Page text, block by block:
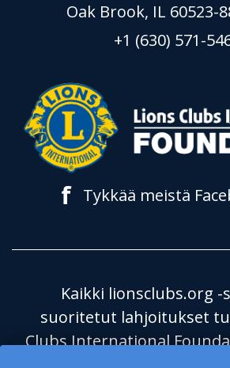
Oak Brook, IL 60523-
+1 (630) 571-
f Tykkää meistä
Kaikki lionsclubs.org -
suoritetut lahjoitukset
Clubs International